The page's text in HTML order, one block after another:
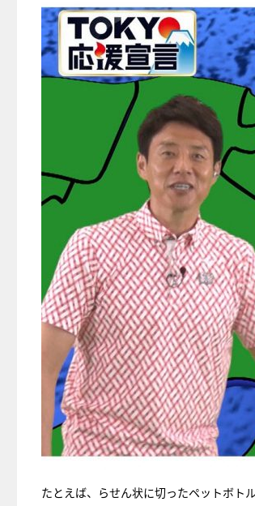
たとえば、らせん状に切ったペットボト